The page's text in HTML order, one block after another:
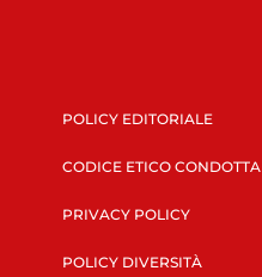
POLICY EDITORIALE
CODICE ETICO CONDOTTA
PRIVACY POLICY
POLICY DIVERSITÀ